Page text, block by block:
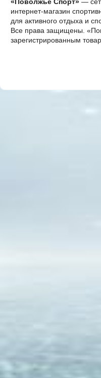
интернет-магазин
для активного отдыха и
Все права защищены.
зарегистрированным